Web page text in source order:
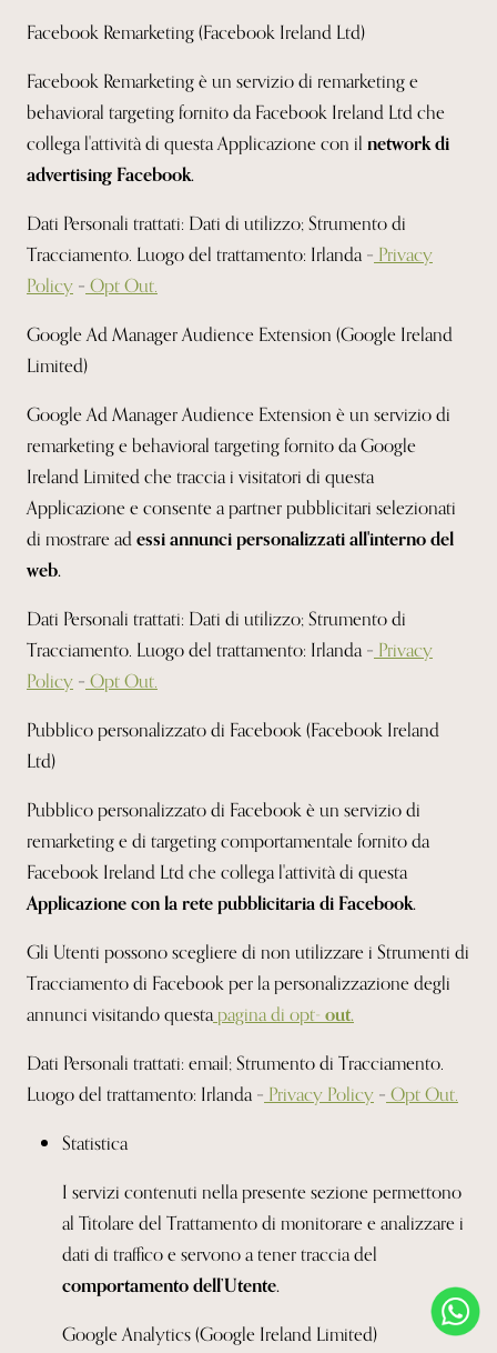
Facebook Remarketing (Facebook Ireland Ltd)
Facebook Remarketing è un servizio di remarketing e
behavioral targeting fornito da Facebook Ireland Ltd che
collega l'attività di questa Applicazione con ilnetwork di
advertising Facebook.
Dati Personali trattati: Dati di utilizzo; Strumento di
Tracciamento. Luogo del trattamento: Irlanda –Privacy
Policy–Opt Out.
Google Ad Manager Audience Extension (Google Ireland
Limited)
Google Ad Manager Audience Extension è un servizio di
remarketing e behavioral targeting fornito da Google
Ireland Limited che traccia i visitatori di questa
Applicazione e consente a partner pubblicitari selezionati
di mostrare adessi annunci personalizzati all'interno del
web.
Dati Personali trattati: Dati di utilizzo; Strumento di
Tracciamento. Luogo del trattamento: Irlanda –Privacy
Policy–Opt Out.
Pubblico personalizzato di Facebook (Facebook Ireland
Ltd)
Pubblico personalizzato di Facebook è un servizio di
remarketing e di targeting comportamentale fornito da
Facebook Ireland Ltd che collega l'attività di questa
Applicazione con la rete pubblicitaria di Facebook.
Gli Utenti possono scegliere di non utilizzare i Strumenti di
Tracciamento di Facebook per la personalizzazione degli
annunci visitando questapagina di opt-out.
Dati Personali trattati: email; Strumento di Tracciamento.
Luogo del trattamento: Irlanda –Privacy Policy–Opt Out.
Statistica
I servizi contenuti nella presente sezione permettono
al Titolare del Trattamento di monitorare e analizzare i
dati di traffico e servono a tener traccia del
comportamento dell’Utente.
Google Analytics (Google Ireland Limited)